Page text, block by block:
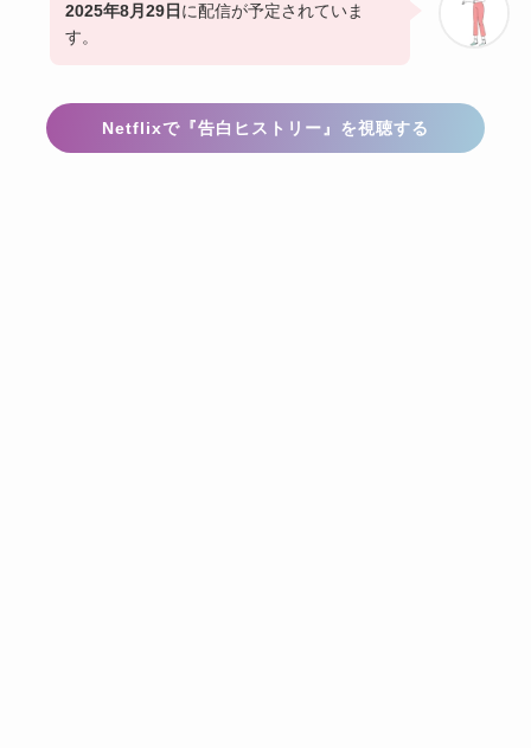
2025年8月29日 に配信が予定されていま
す。
Netflixで『告白ヒストリー』を視聴する